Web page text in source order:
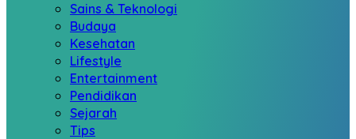
Sains & Teknologi
Budaya
Kesehatan
Lifestyle
Entertainment
Pendidikan
Sejarah
Tips